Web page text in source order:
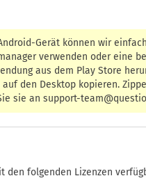
Gerät können wir
verwenden oder eine
aus dem Play Store
den Desktop kopieren.
sie an support-
den folgenden Lizenzen